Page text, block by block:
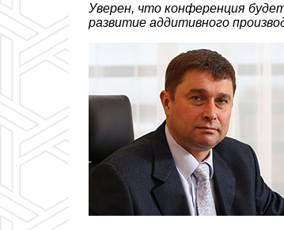
Уверен, что конференция
развитие аддитивного